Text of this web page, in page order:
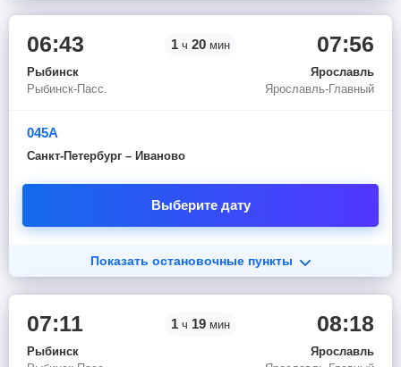
06:43
Рыбинск
Рыбинск-Пасс.
1 ч 20 мин 07:56
Ярославль
Ярославль-Главный
045А
Санкт-Петербург – Иваново
Выберите дату
Показать остановочные пункты
07:11
Рыбинск
1 ч 19 мин 08:18
Ярославль